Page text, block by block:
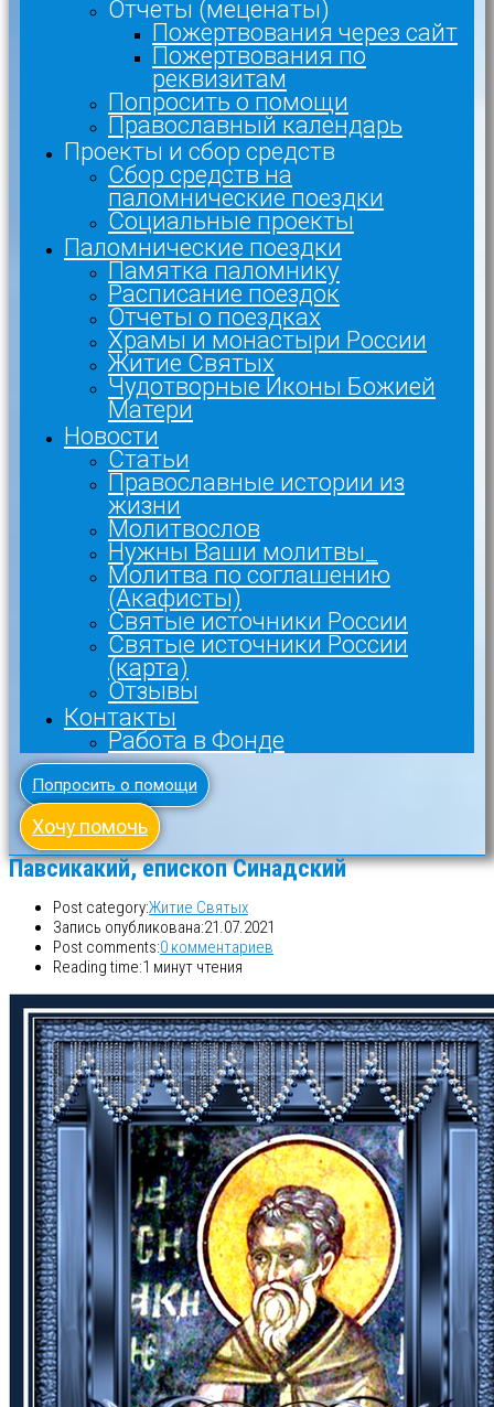
Отчеты (меценаты)
Пожертвования через сайт
Пожертвования по
реквизитам
Попросить о помощи
Православный календарь
Проекты и сбор средств
Сбор средств на
паломнические поездки
Социальные проекты
Паломнические поездки
Памятка паломнику
Расписание поездок
Отчеты о поездках
Храмы и монастыри России
Житие Святых
Чудотворные Иконы Божией
Матери
Новости
Статьи
Православные истории из
жизни
Молитвослов
Нужны Ваши молитвы_
Молитва по соглашению
(Акафисты)
Святые источники России
Святые источники России
(карта)
Отзывы
Контакты
Работа в Фонде
Попросить о помощи
Хочу помочь
Павсикакий, епископ Синадский
Post category:Житие Святых
Запись опубликована:21.07.2021
Post comments:0 комментариев
Reading time:1 минут чтения